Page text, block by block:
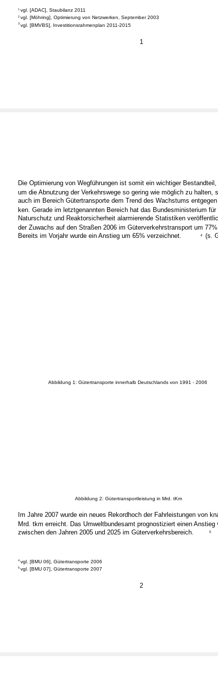
1 vgl. [ADAC], Staubilanz 2011
2 vgl. [Möhring], Optimierung von Netzwerken, September 2003
3 vgl. [BMVBS], Investitionsrahmenplan 2011-2015
1
Die Optimierung von Wegführungen ist somit ein wichtiger
um die Abnutzung der Verkehrswege so gering wie möglich zu halten,
auch im Bereich Gütertransporte dem Trend des Wachstums
ken. Gerade im letztgenannten Bereich hat das Bundesministerium für
Naturschutz und Reaktorsicherheit alarmierende Statistiken
der Zuwachs auf den Straßen 2006 im Güterverkehrstransport um
Bereits im Vorjahr wurde ein Anstieg um 65% verzeichnet.
4 (s.
Abbildung 1: Gütertransporte innerhalb Deutschlands von 1991 - 2006
Abbildung 2: Gütertransportleistung in Mrd. tKm
Im Jahre 2007 wurde ein neues Rekordhoch der Fahrleistungen von
Mrd. tkm erreicht. Das Umweltbundesamt prognostiziert einen Anstieg
zwischen den Jahren 2005 und 2025 im Güterverkehrsbereich.
5
4 vgl. [BMU 06], Gütertransporte 2006
5 vgl. [BMU 07], Gütertransporte 2007
2